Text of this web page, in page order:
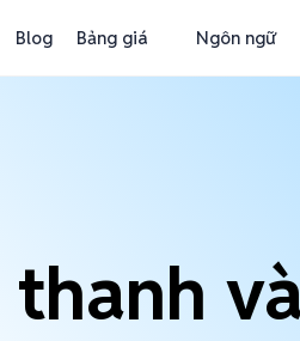
Blog Bảng giá Ngôn ngữ
thanh